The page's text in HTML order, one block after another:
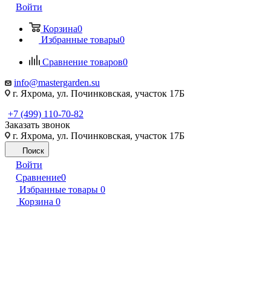
Войти
Корзина0
Избранные товары0
Сравнение товаров0
info@mastergarden.su
г. Яхрома, ул. Починковская, участок 17Б
+7 (499) 110-70-82
Заказать звонок
г. Яхрома, ул. Починковская, участок 17Б
Поиск
Войти
Сравнение0
Избранные товары 0
Корзина 0